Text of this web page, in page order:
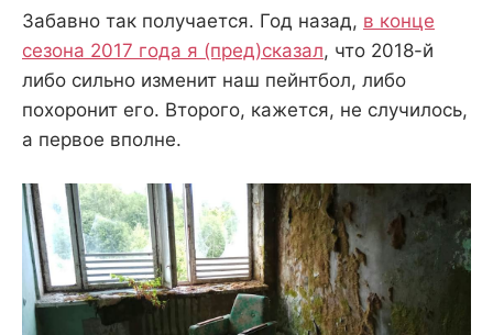
Забавно так получается. Год назад, в конце
сезона 2017 года я (пред)сказал, что 2018-й
либо сильно изменит наш пейнтбол, либо
похоронит его. Второго, кажется, не случилось,
а первое вполне.